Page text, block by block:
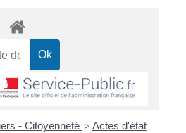
- Citoyenneté > Actes d'état